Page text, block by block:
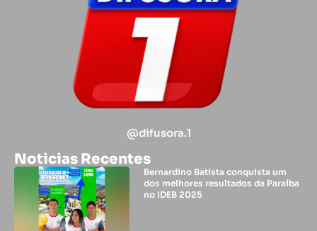
@difusora.1
Noticias Recentes
Bernardino Batista conquista um
dos melhores resultados da Paraíba
no IDEB 2025